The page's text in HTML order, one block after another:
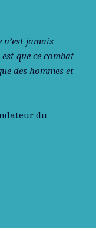
jamais
que ce combat
des hommes et
du